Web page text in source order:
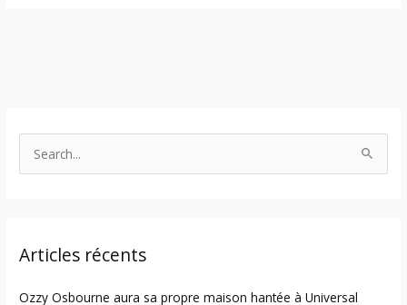
c
Articles récents
Ozzy Osbourne aura sa propre maison hantée à Universal